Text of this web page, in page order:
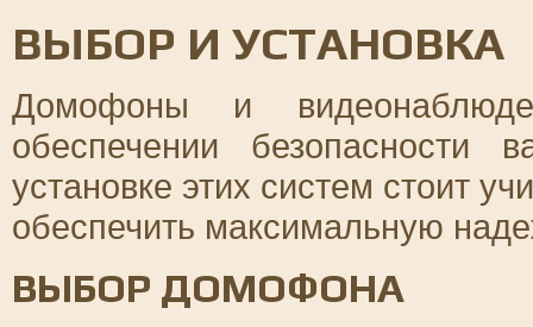
ВЫБОР И УСТАНОВКА
Домофоны и
обеспечении
установке этих систем стоит
обеспечить максимальную
ВЫБОР ДОМОФОНА